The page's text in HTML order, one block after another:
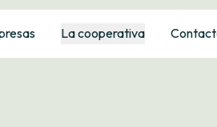
La cooperativa